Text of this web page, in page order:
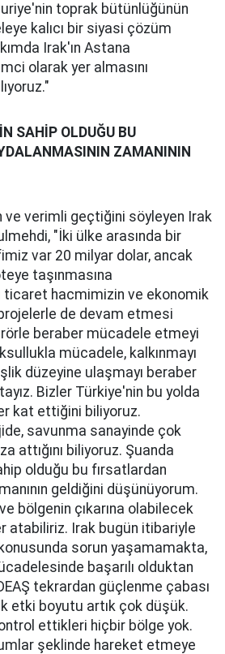
toprak bütünlüğünün
kalıcı bir siyasi çözüm
Irak'ın Astana
olarak yer almasını
SAHİP OLDUĞU BU
ZAMANININ
ve verimli geçtiğini söyleyen Irak
"İki ülke arasında bir
var 20 milyar dolar, ancak
taşınmasına
ticaret hacmimizin ve ekonomik
de devam etmesi
beraber mücadele etmeyi
mücadele, kalkınmayı
düzeyine ulaşmayı beraber
Bizler Türkiye'nin bu yolda
kat ettiğini biliyoruz.
savunma sanayinde çok
attığını biliyoruz. Şuanda
olduğu bu fırsatlardan
geldiğini düşünüyorum.
bölgenin çıkarına olabilecek
atabiliriz. Irak bugün itibariyle
sorun yaşamamakta,
başarılı olduktan
tekrardan güçlenme çabası
etki boyutu artık çok düşük.
ettikleri hiçbir bölge yok.
şeklinde hareket etmeye